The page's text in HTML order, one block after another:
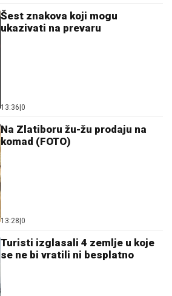
Šest znakova koji mogu
ukazivati na prevaru
13:36 0
Na Zlatiboru žu-žu prodaju na
komad (FOTO)
13:28 0
Turisti izglasali 4 zemlje u koje
se ne bi vratili ni besplatno